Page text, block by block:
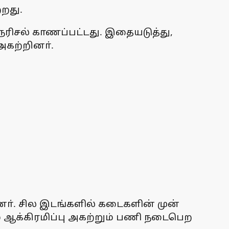
காணப்பட்டது. இதையடுத்து,
சில இடங்களில் கடைகளின் முன்
அகற்றும் பணி நடைபெற